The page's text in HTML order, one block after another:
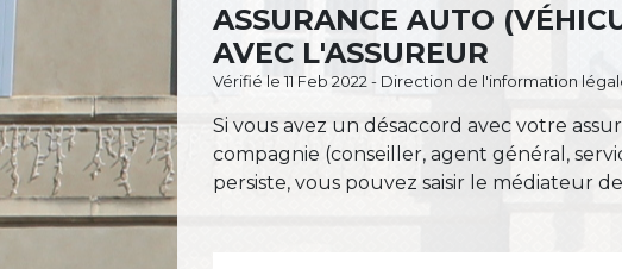
ASSURANCE AUTO
AVEC L'ASSUREUR
Vérifié le 11 Feb 2022 - Direction de l'information
Si vous avez un désaccord avec votre
compagnie (conseiller, agent général,
persiste, vous pouvez saisir le médiateur